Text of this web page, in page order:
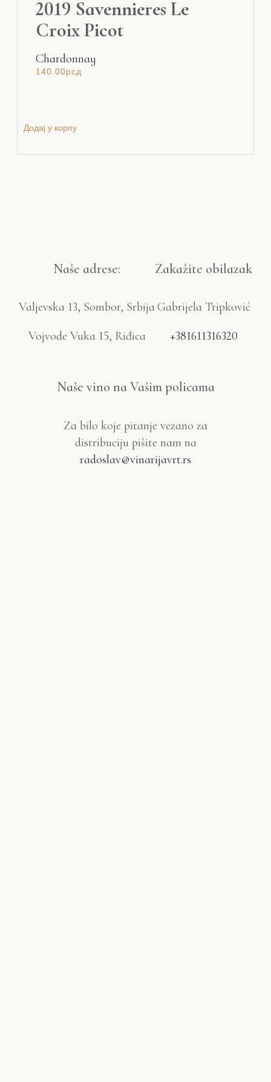
2019 Savennieres Le
Croix Picot
Chardonnay
140.00рсд
Додај у корпу
Naše adrese:
Valjevska 13, Sombor, Srbija
Vojvode Vuka 15, Riđica
Zakažite obilazak
Gabrijela Tripković
+381611316320
Naše vino na Vašim policama
Za bilo koje pitanje vezano za
distribuciju pišite nam na
radoslav@vinarijavrt.rs